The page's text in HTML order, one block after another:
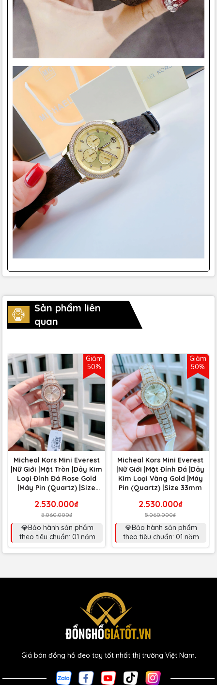
Sản phẩm liên
quan
Giảm
50%
Micheal Kors Mini Everest
|Nữ Giới |Mặt Tròn |Dây Kim
Loại Đính Đá Rose Gold
|Máy Pin (Quartz) |Size
2.530.000₫
5.060.000₫
💎Bảo hành sản phẩm
theo tiêu chuẩn: 01 năm
Giảm
50%
Micheal Kors Mini Everest
|Nữ Giới |Mặt Đính Đá |Dây
Kim Loại Vàng Gold |Máy
Pin (Quartz) |Size 33mm
2.530.000₫
5.060.000₫
💎Bảo hành sản phẩm
theo tiêu chuẩn: 01 năm
Giá bán đồng hồ đeo tay tốt nhất thị trường Việt Nam.